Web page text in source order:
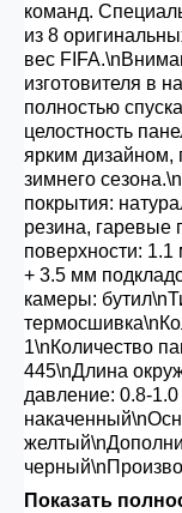
команд.
из 8
вес
изготовителя в
полностью
целостность
ярким дизайном,
зимнего
покрытия:
резина, гаревые
поверхности: 1.1
+ 3.5 мм
камеры:
1\nКоличество
445\nДлина
давление: 0.8-
Показать